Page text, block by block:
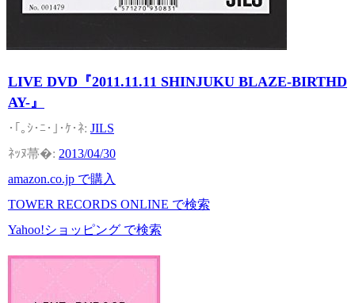
LIVE DVD『2011.11.11 SHINJUKU BLAZE-BIRTHD
AY-』
JILS
2013/04/30
amazon.co.jp で購入
TOWER RECORDS ONLINE で検索
Yahoo!ショッピング で検索